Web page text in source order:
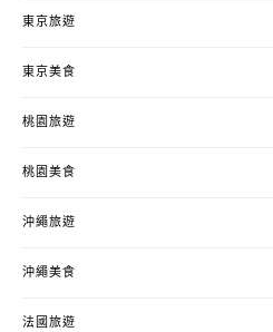
東京旅遊
東京美食
桃園旅遊
桃園美食
沖繩旅遊
沖繩美食
法國旅遊